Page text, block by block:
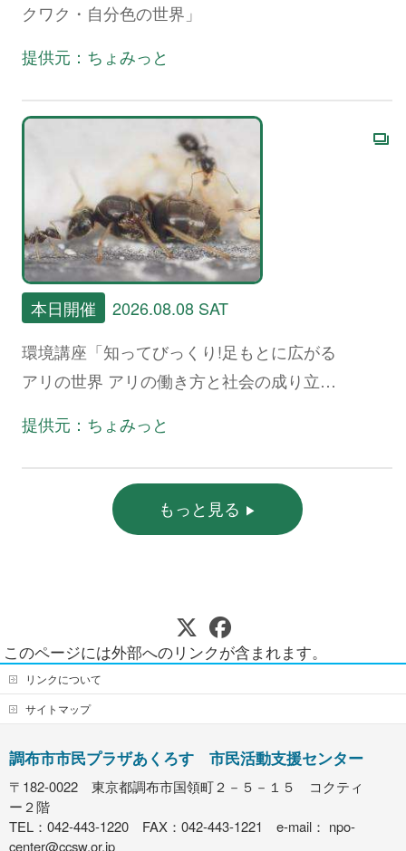
クワク・自分色の世界」
提供元：ちょみっと
本日開催
2026.08.08 SAT
環境講座「知ってびっくり!足もとに広がる
アリの世界 アリの働き方と社会の成り立
提供元：ちょみっと
もっと見る
このページには外部へのリンクが含まれます。
リンクについて
サイトマップ
調布市市民プラザあくろす 市民活動支援センター
〒182-0022 東京都調布市国領町２－５－１５ コクティ
ー２階
TEL：042-443-1220 FAX：042-443-1221 e-mail： npo-
center@ccsw.or.jp